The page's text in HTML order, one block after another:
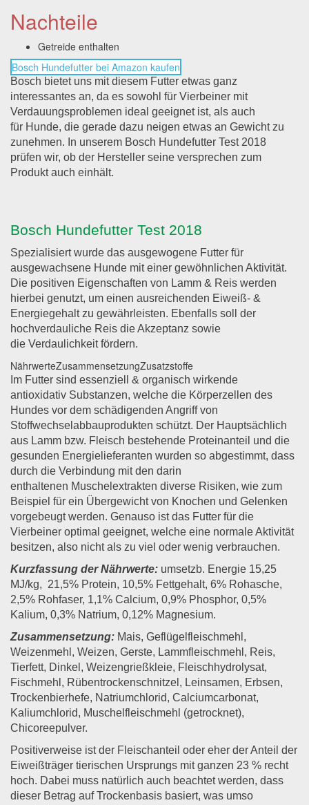
Nachteile
Getreide enthalten
Bosch Hundefutter bei Amazon kaufen
Bosch bietet uns mit diesem Futter etwas ganz
interessantes an, da es sowohl für Vierbeiner mit
Verdauungsproblemen ideal geeignet ist, als auch
für Hunde, die gerade dazu neigen etwas an Gewicht zu
zunehmen. In unserem Bosch Hundefutter Test 2018
prüfen wir, ob der Hersteller seine versprechen zum
Produkt auch einhält.
Bosch Hundefutter Test 2018
Spezialisiert wurde das ausgewogene Futter für
ausgewachsene Hunde mit einer gewöhnlichen Aktivität.
Die positiven Eigenschaften von Lamm & Reis werden
hierbei genutzt, um einen ausreichenden Eiweiß- &
Energiegehalt zu gewährleisten. Ebenfalls soll der
hochverdauliche Reis die Akzeptanz sowie
die Verdaulichkeit fördern.
NährwerteZusammensetzungZusatzstoffe
Im Futter sind essenziell & organisch wirkende
antioxidativ Substanzen, welche die Körperzellen des
Hundes vor dem schädigenden Angriff von
Stoffwechselabbauprodukten schützt. Der Hauptsächlich
aus Lamm bzw. Fleisch bestehende Proteinanteil und die
gesunden Energielieferanten wurden so abgestimmt, dass
durch die Verbindung mit den darin
enthaltenen Muschelextrakten diverse Risiken, wie zum
Beispiel für ein Übergewicht von Knochen und Gelenken
vorgebeugt werden. Genauso ist das Futter für die
Vierbeiner optimal geeignet, welche eine normale Aktivität
besitzen, also nicht als zu viel oder wenig verbrauchen.
Kurzfassung der Nährwerte: umsetzb. Energie 15,25
MJ/kg, 21,5% Protein, 10,5% Fettgehalt, 6% Rohasche,
2,5% Rohfaser, 1,1% Calcium, 0,9% Phosphor, 0,5%
Kalium, 0,3% Natrium, 0,12% Magnesium.
Zusammensetzung: Mais, Geflügelfleischmehl,
Weizenmehl, Weizen, Gerste, Lammfleischmehl, Reis,
Tierfett, Dinkel, Weizengrießkleie, Fleischhydrolysat,
Fischmehl, Rübentrockenschnitzel, Leinsamen, Erbsen,
Trockenbierhefe, Natriumchlorid, Calciumcarbonat,
Kaliumchlorid, Muschelfleischmehl (getrocknet),
Chicoreepulver.
Positiverweise ist der Fleischanteil oder eher der Anteil der
Eiweißträger tierischen Ursprungs mit ganzen 23 % recht
hoch. Dabei muss natürlich auch beachtet werden, dass
dieser Betrag auf Trockenbasis basiert, was umso